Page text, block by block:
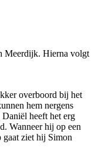
Meerdijk. Hierna volgt
overboord bij het
hem nergens
heeft het erg
Wanneer hij op een
ziet hij Simon